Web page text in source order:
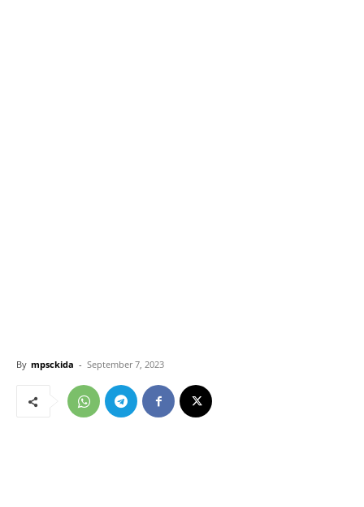
By mpsckida - September 7, 2023